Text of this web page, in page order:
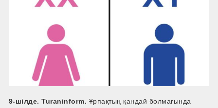
9-шілде. Turaninform. Ұрпақтың қандай болмағында